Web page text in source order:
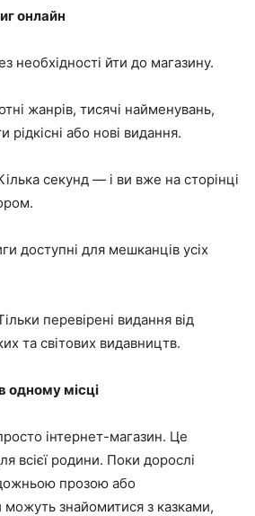
онлайн
необхідності йти до магазину.
жанрів, тисячі найменувань,
рідкісні або нові видання.
секунд — і ви вже на сторінці
доступні для мешканців усіх
перевірені видання від
та світових видавництв.
одному місці
інтернет-магазин. Це
всієї родини. Поки дорослі
прозою або
можуть знайомитися з казками,